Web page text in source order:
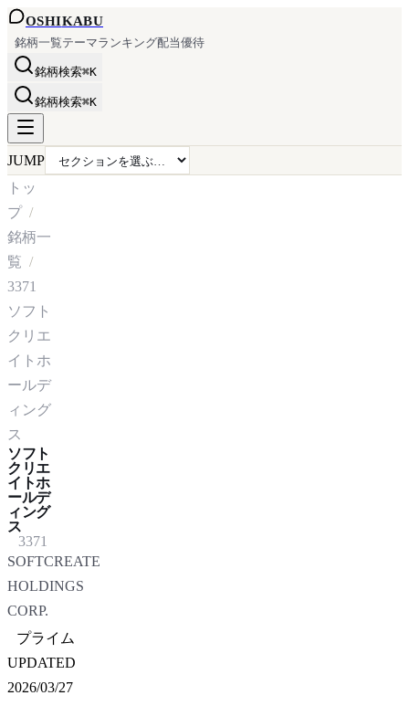
OSHIKABU
銘柄一覧テーマランキング配当優待
銘柄検索⌘K
銘柄検索⌘K
JUMP
トッ
プ
銘柄一
覧
3371
ソフト
クリエ
イトホ
ールデ
ィング
ス
ソフト
クリエ
イトホ
ールデ
ィング
ス
3371
SOFTCREATE
HOLDINGS
CORP.
プライム
UPDATED
2026/03/27